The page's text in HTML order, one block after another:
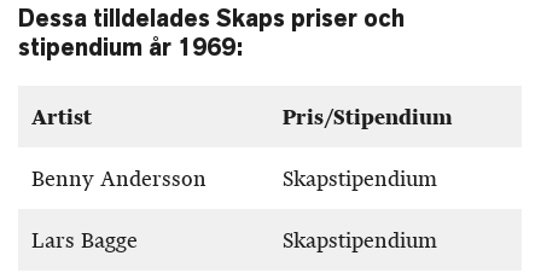
Dessa tilldelades Skaps priser och
stipendium år 1969:
Artist Pris/Stipendium
Benny Andersson Skapstipendium
Lars Bagge Skapstipendium